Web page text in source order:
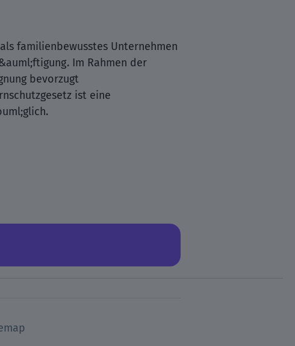
familienbewusstes Unternehmen
Im Rahmen der
bevorzugt
ist eine